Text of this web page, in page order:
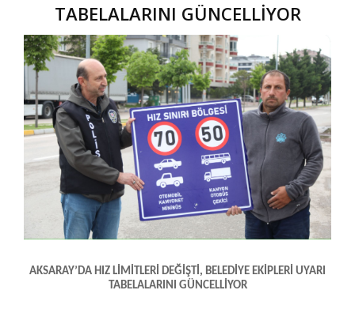
TABELALARINI GÜNCELLİYOR
AKSARAY’DA HIZ LİMİTLERİ DEĞİŞTİ, BELEDİYE EKİPLERİ UYARI
TABELALARINI GÜNCELLİYOR